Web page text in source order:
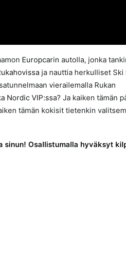
Europcarin autolla, jonka
ja nauttia herkulliset
vierailemalla Rukan
Nordic VIP:ssa? Ja kaiken tämän
tämän kokisit tietenkin
sinun! Osallistumalla hyväksyt